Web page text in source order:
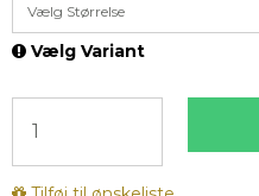
Vælg Størrelse
Vælg Variant